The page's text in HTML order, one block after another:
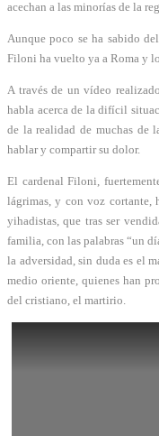
acechan a las minorías de la
Aunque poco se ha sabido
Filoni ha vuelto ya a Roma y
A través de un vídeo
habla acerca de la difícil
de la realidad de muchas de
hablar y compartir su dolor.
El cardenal Filoni,
lágrimas, y con voz cortante,
yihadistas, que tras ser
familia, con las palabras “un
la adversidad, sin duda es el
medio oriente, quienes han
del cristiano, el martirio.